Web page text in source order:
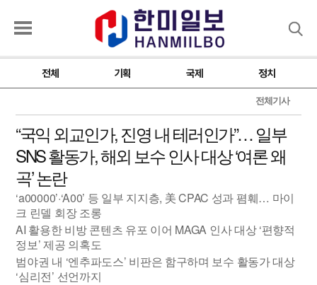
전체 기획 국제 정치
전체기사
“국익 외교인가, 진영 내 테러인가”… 일부
SNS 활동가, 해외 보수 인사 대상 ‘여론 왜
곡’ 논란
‘a00000’·‘A00’ 등 일부 지지층, 美 CPAC 성과 폄훼… 마이
크 린델 회장 조롱
AI 활용한 비방 콘텐츠 유포 이어 MAGA 인사 대상 ‘편향적
정보’ 제공 의혹도
범야권 내 ‘엔추파도스’ 비판은 함구하며 보수 활동가 대상
‘심리전’ 선언까지